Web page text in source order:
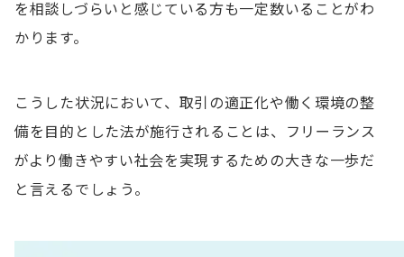
を相談しづらいと感じている方も一定数いることがわ
かります。
こうした状況において、取引の適正化や働く環境の整
備を目的とした法が施行されることは、フリーランス
がより働きやすい社会を実現するための大きな一歩だ
と言えるでしょう。